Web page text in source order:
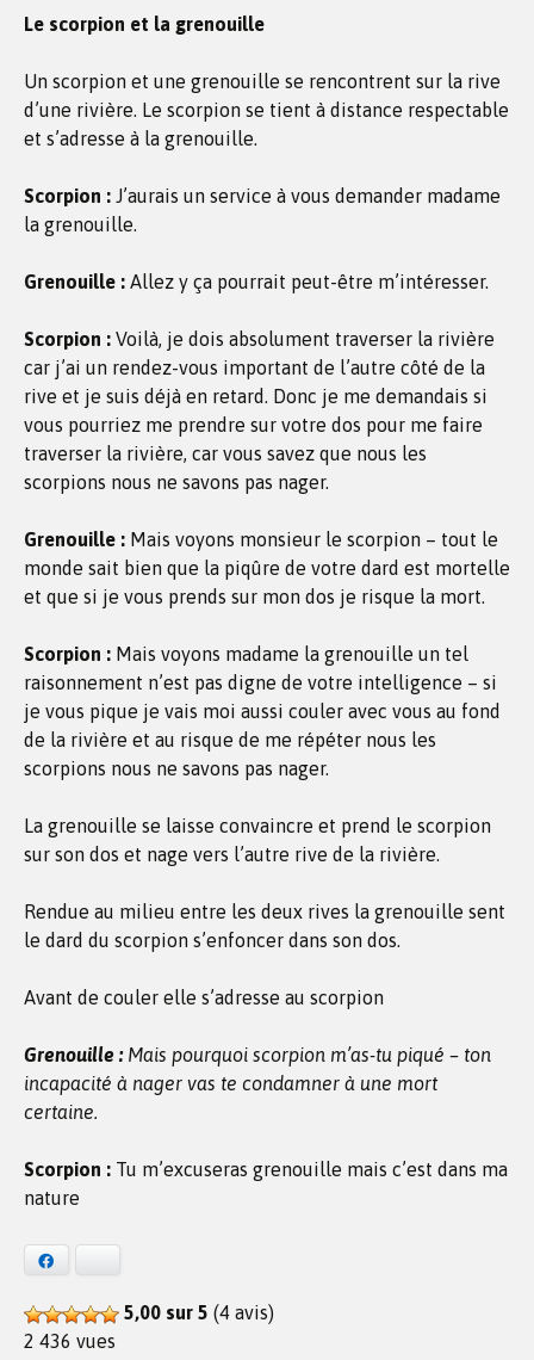
Le scorpion et la grenouille
Un scorpion et une grenouille se rencontrent sur la rive
d’une rivière. Le scorpion se tient à distance respectable
et s’adresse à la grenouille.
Scorpion : J’aurais un service à vous demander madame
la grenouille.
Grenouille : Allez y ça pourrait peut-être m’intéresser.
Scorpion : Voilà, je dois absolument traverser la rivière
car j’ai un rendez-vous important de l’autre côté de la
rive et je suis déjà en retard. Donc je me demandais si
vous pourriez me prendre sur votre dos pour me faire
traverser la rivière, car vous savez que nous les
scorpions nous ne savons pas nager.
Grenouille : Mais voyons monsieur le scorpion – tout le
monde sait bien que la piqûre de votre dard est mortelle
et que si je vous prends sur mon dos je risque la mort.
Scorpion : Mais voyons madame la grenouille un tel
raisonnement n’est pas digne de votre intelligence – si
je vous pique je vais moi aussi couler avec vous au fond
de la rivière et au risque de me répéter nous les
scorpions nous ne savons pas nager.
La grenouille se laisse convaincre et prend le scorpion
sur son dos et nage vers l’autre rive de la rivière.
Rendue au milieu entre les deux rives la grenouille sent
le dard du scorpion s’enfoncer dans son dos.
Avant de couler elle s’adresse au scorpion
Grenouille : Mais pourquoi scorpion m’as-tu piqué – ton
incapacité à nager vas te condamner à une mort
certaine.
Scorpion : Tu m’excuseras grenouille mais c’est dans ma
nature
5,00 sur 5 (4 avis)
2 436 vues